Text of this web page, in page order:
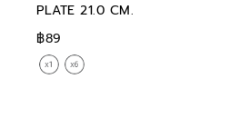
PLATE 21.0 CM.
฿89